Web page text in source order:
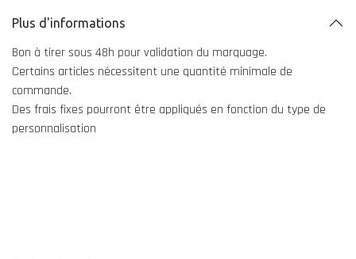
Plus d'informations
Bon à tirer sous 48h pour validation du marquage.
Certains articles nécessitent une quantité minimale de
commande.
Des frais fixes pourront être appliqués en fonction du type de
personnalisation